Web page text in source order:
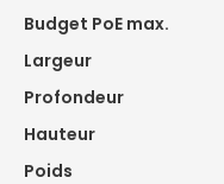
Budget PoE max.
Largeur
Profondeur
Hauteur
Poids